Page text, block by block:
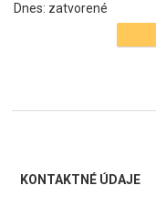
Dnes: zatvorené
KONTAKTNÉ ÚDAJE